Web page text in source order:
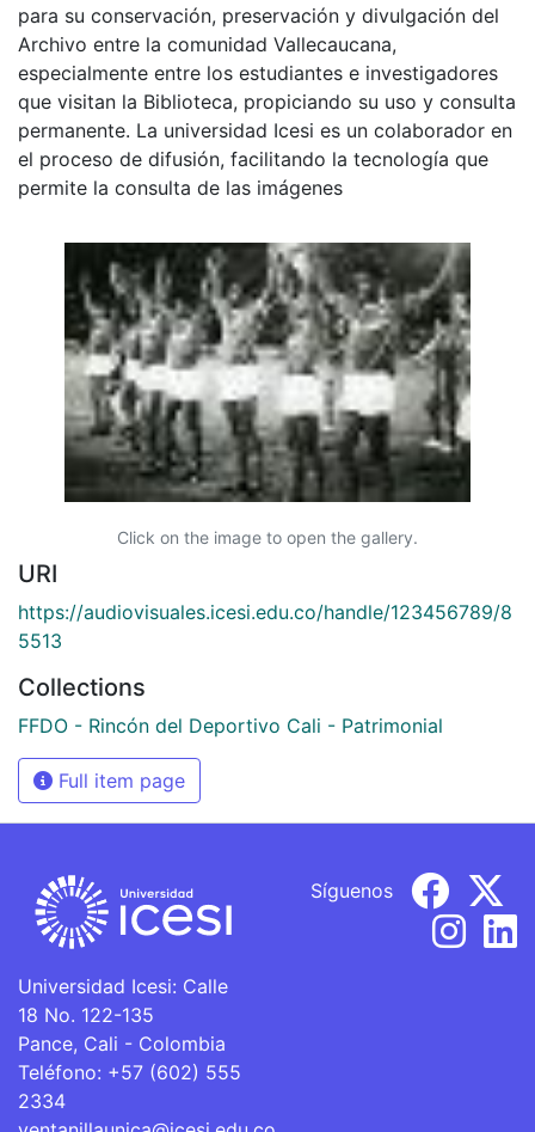
para su conservación, preservación y divulgación del
Archivo entre la comunidad Vallecaucana,
especialmente entre los estudiantes e investigadores
que visitan la Biblioteca, propiciando su uso y consulta
permanente. La universidad Icesi es un colaborador en
el proceso de difusión, facilitando la tecnología que
permite la consulta de las imágenes
Click on the image to open the gallery.
URI
https://audiovisuales.icesi.edu.co/handle/123456789/8
5513
Collections
FFDO - Rincón del Deportivo Cali - Patrimonial
Full item page
Universidad Icesi: Calle
18 No. 122-135
Pance, Cali - Colombia
Teléfono: +57 (602) 555
2334
Síguenos